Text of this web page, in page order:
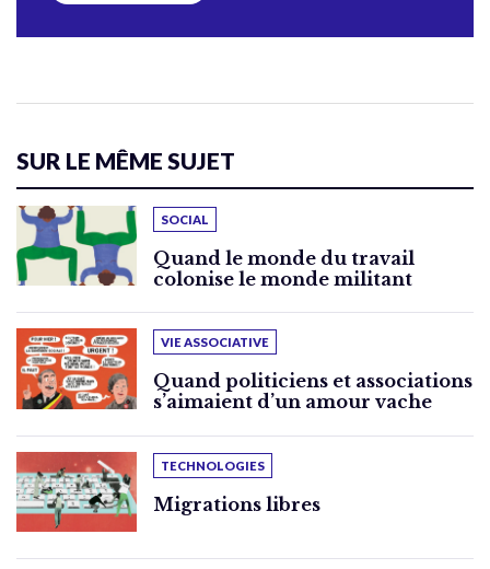
SUR LE MÊME SUJET
SOCIAL
Quand le monde du travail
colonise le monde militant
VIE ASSOCIATIVE
Quand politiciens et associations
s’aimaient d’un amour vache
TECHNOLOGIES
Migrations libres